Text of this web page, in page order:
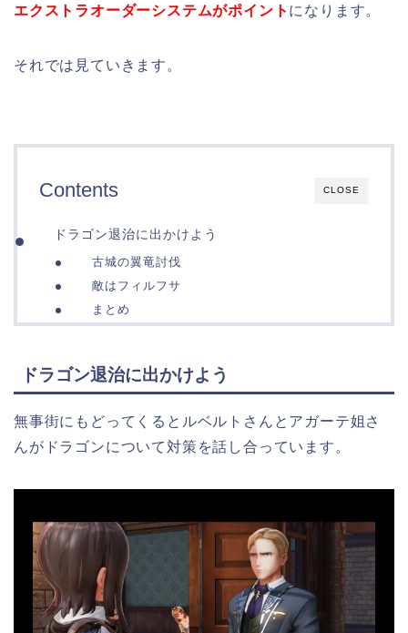
エクストラオーダーシステムがポイント になります。
それでは見ていきます。
CLOSE
Contents
ドラゴン退治に出かけよう
古城の翼竜討伐
敵はフィルフサ
まとめ
ドラゴン退治に出かけよう
無事街にもどってくるとルベルトさんとアガーテ姐さ
んがドラゴンについて対策を話し合っています。